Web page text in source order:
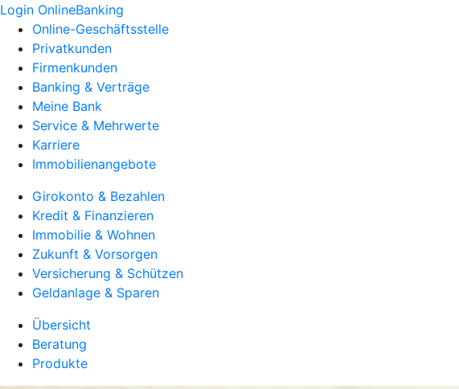
Login OnlineBanking
Online-Geschäftsstelle
Privatkunden
Firmenkunden
Banking & Verträge
Meine Bank
Service & Mehrwerte
Karriere
Immobilienangebote
Girokonto & Bezahlen
Kredit & Finanzieren
Immobilie & Wohnen
Zukunft & Vorsorgen
Versicherung & Schützen
Geldanlage & Sparen
Übersicht
Beratung
Produkte